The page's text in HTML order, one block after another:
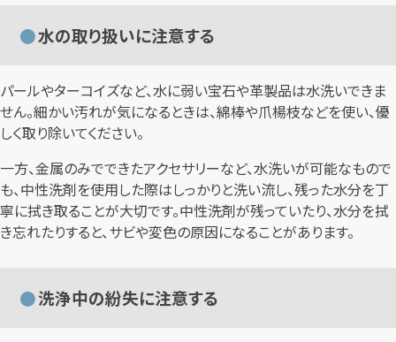
水の取り扱いに注意する
パールやターコイズなど、水に弱い宝石や革製品は水洗いできま
せん。細かい汚れが気になるときは、綿棒や爪楊枝などを使い、優
しく取り除いてください。
一方、金属のみでできたアクセサリーなど、水洗いが可能なもので
も、中性洗剤を使用した際はしっかりと洗い流し、残った水分を丁
寧に拭き取ることが大切です。中性洗剤が残っていたり、水分を拭
き忘れたりすると、サビや変色の原因になることがあります。
洗浄中の紛失に注意する